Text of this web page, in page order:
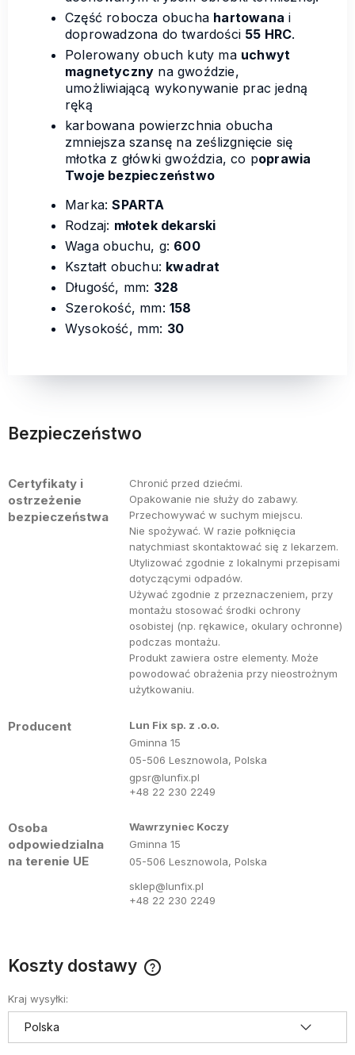
Część robocza obucha hartowana i
doprowadzona do twardości 55 HRC.
Polerowany obuch kuty ma uchwyt
magnetyczny na gwoździe,
umożliwiającą wykonywanie prac jedną
ręką
karbowana powierzchnia obucha
zmniejsza szansę na ześlizgnięcie się
młotka z główki gwoździa, co poprawia
Twoje bezpieczeństwo
Marka:SPARTA
Rodzaj: młotek dekarski
Waga obuchu, g: 600
Kształt obuchu: kwadrat
Długość, mm: 328
Szerokość, mm: 158
Wysokość, mm: 30
Bezpieczeństwo
Certyfikaty i
ostrzeżenie
bezpieczeństwa
Chronić przed dziećmi.
Opakowanie nie służy do zabawy.
Przechowywać w suchym miejscu.
Nie spożywać. W razie połknięcia
natychmiast skontaktować się z lekarzem.
Utylizować zgodnie z lokalnymi przepisami
dotyczącymi odpadów.
Używać zgodnie z przeznaczeniem, przy
montażu stosować środki ochrony
osobistej (np. rękawice, okulary ochronne)
podczas montażu.
Produkt zawiera ostre elementy. Może
powodować obrażenia przy nieostrożnym
użytkowaniu.
Producent
Lun Fix sp. z .o.o.
Gminna 15
05-506 Lesznowola, Polska
gpsr@lunfix.pl
+48 22 230 2249
Osoba
odpowiedzialna
na terenie UE
Wawrzyniec Koczy
Gminna 15
05-506 Lesznowola, Polska
sklep@lunfix.pl
+48 22 230 2249
Koszty dostawy
Kraj wysyłki: